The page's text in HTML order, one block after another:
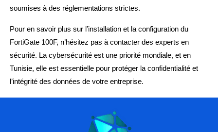
soumises à des réglementations strictes.
Pour en savoir plus sur l’installation et la configuration du
FortiGate 100F, n’hésitez pas à contacter des experts en
sécurité. La cybersécurité est une priorité mondiale, et en
Tunisie, elle est essentielle pour protéger la confidentialité et
l’intégrité des données de votre entreprise.